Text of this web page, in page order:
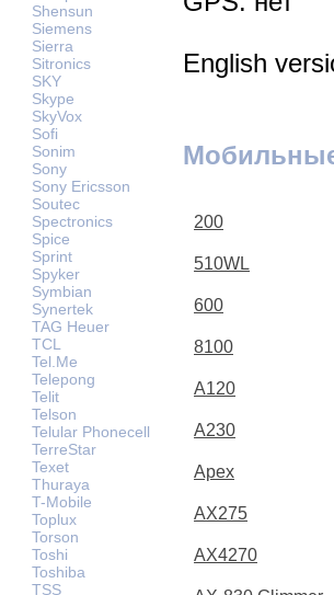
Shensun
Siemens
Sierra
Sitronics
SKY
Skype
SkyVox
Sofi
Sonim
Sony
Sony Ericsson
Soutec
Spectronics
Spice
Sprint
Spyker
Symbian
Synertek
TAG Heuer
TCL
Tel.Me
Telepong
Telit
Telson
Telular Phonecell
TerreStar
Texet
Thuraya
T-Mobile
Toplux
Torson
Toshi
Toshiba
TSS
English
200
510WL
600
8100
A120
A230
Apex
AX275
AX4270